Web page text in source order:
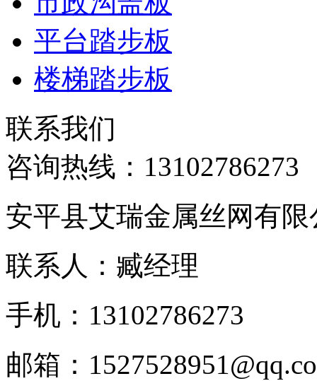
平台踏步板
楼梯踏步板
联系我们
咨询热线： 13102786273
安平县艾瑞金属丝网有限
联系人：臧经理
手机：13102786273
邮箱：